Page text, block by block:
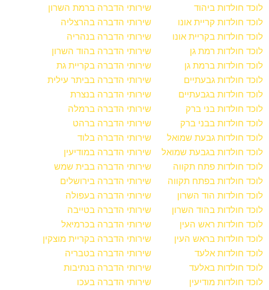
לוכד חולדות ביהוד
לוכד חולדות קריית אונו
לוכד חולדות בקריית אונו
לוכד חולדות רמת גן
לוכד חולדות ברמת גן
לוכד חולדות גבעתיים
לוכד חולדות בגבעתיים
לוכד חולדות בני ברק
לוכד חולדות בבני ברק
לוכד חולדות גבעת שמואל
לוכד חולדות בגבעת שמואל
לוכד חולדות פתח תקווה
לוכד חולדות בפתח תקווה
לוכד חולדות הוד השרון
לוכד חולדות בהוד השרון
לוכד חולדות ראש העין
לוכד חולדות בראש העין
לוכד חולדות אלעד
לוכד חולדות באלעד
לוכד חולדות מודיעין
שירותי הדברה ברמת השרון
שירותי הדברה בהרצליה
שירותי הדברה בנהריה
שירותי הדברה בהוד השרון
שירותי הדברה בקריית גת
שירותי הדברה בביתר עילית
שירותי הדברה בנצרת
שירותי הדברה ברמלה
שירותי הדברה ברהט
שירותי הדברה בלוד
שירותי הדברה במודיעין
שירותי הדברה בבית שמש
שירותי הדברה בירושלים
שירותי הדברה בעפולה
שירותי הדברה בטייבה
שירותי הדברה בכרמיאל
שירותי הדברה בקריית מוצקין
שירותי הדברה בטבריה
שירותי הדברה בנתיבות
שירותי הדברה בעכו